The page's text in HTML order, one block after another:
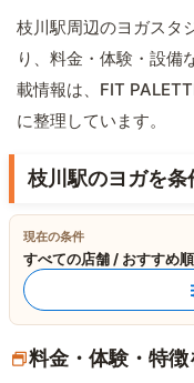
枝川駅周辺のヨガスタ
り、料金・体験・設備
載情報は、FIT
に整理しています。
枝川駅のヨガを条
現在の条件
すべての店舗 / おすすめ順
料金・体験・特徴